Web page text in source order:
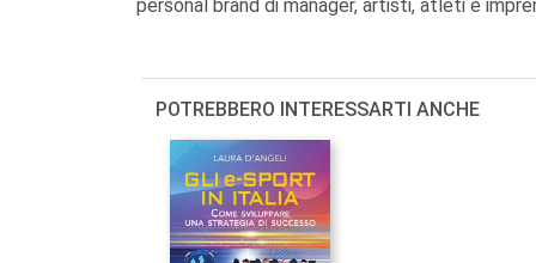
personal brand di manager, artisti, atleti e
POTREBBERO INTERESSARTI ANCHE